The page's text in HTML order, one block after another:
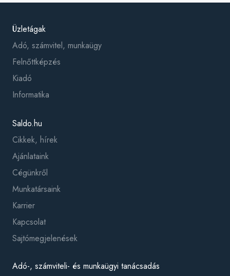
Üzletágak
Adó, számvitel, munkaügy
Felnőttképzés
Kiadó
Informatika
Saldo.hu
Cikkek, hírek
Ajánlataink
Cégünkről
Munkatársaink
Karrier
Kapcsolat
Sajtómegjelenések
Adó-, számviteli- és munkaügyi tanácsadás